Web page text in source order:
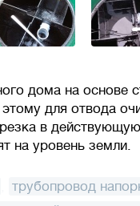
дома на основе
для отвода
в
на уровень земли.
трубопровод